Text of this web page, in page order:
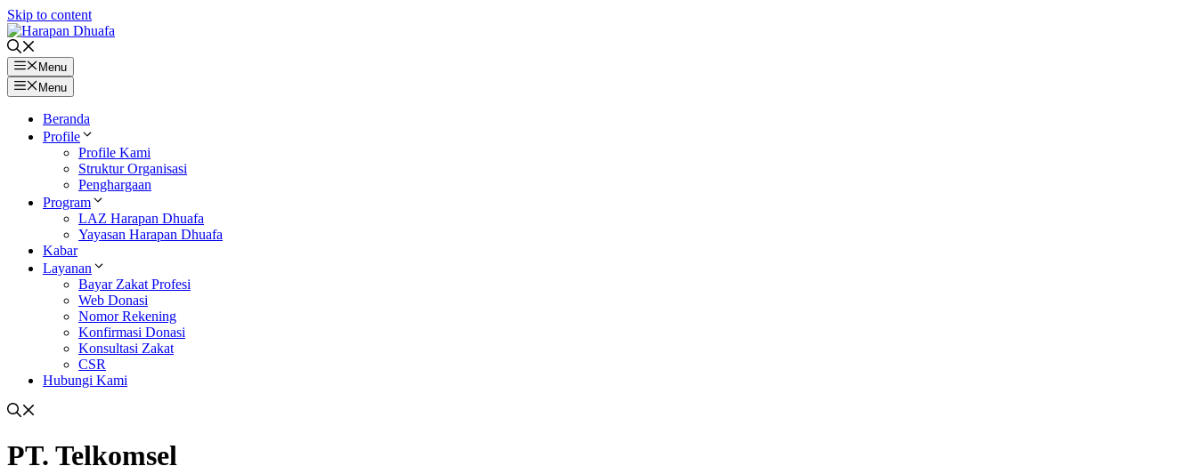
Skip to content
Menu
Menu
Beranda
Profile
Profile Kami
Struktur Organisasi
Penghargaan
Program
LAZ Harapan Dhuafa
Yayasan Harapan Dhuafa
Kabar
Layanan
Bayar Zakat Profesi
Web Donasi
Nomor Rekening
Konfirmasi Donasi
Konsultasi Zakat
CSR
Hubungi Kami
PT. Telkomsel